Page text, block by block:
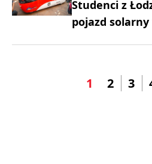
Studenci z
pojazd
1 2 3